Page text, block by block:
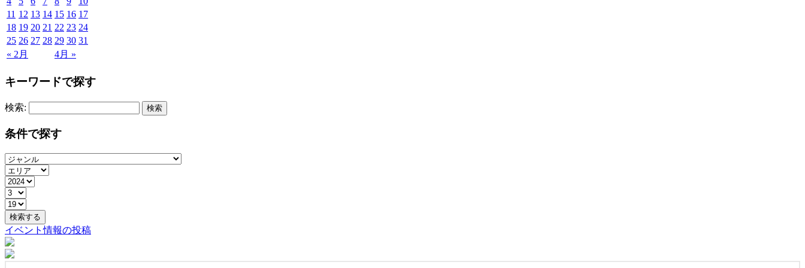
« 2月 4月 »
11 12 13 14 15 16 17
18 19 20 21 22 23 24
25 26 27 28 29 30 31
キーワードで探す
検索:
条件で探す
イベント情報の投稿